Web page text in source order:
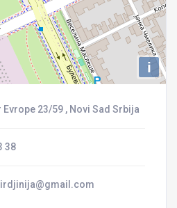
i
Evrope 23/59 , Novi Sad Srbija
38